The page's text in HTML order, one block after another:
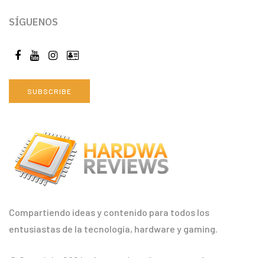
Compartiendo ideas y contenido para todos los
entusiastas de la tecnología, hardware y gaming.
SÍGUENOS
SUBSCRIBE